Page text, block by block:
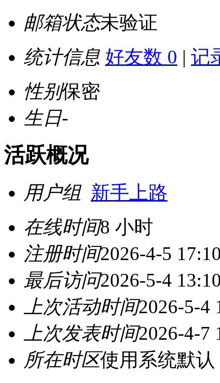
邮箱状态未验证
统计信息 好友数 0 | 记
性别保密
生日-
活跃概况
用户组 新手上路
在线时间8 小时
注册时间2026-4-5
最后访问2026-5-4
上次活动时间2026-5-4
上次发表时间2026-4-7
所在时区使用系统默认